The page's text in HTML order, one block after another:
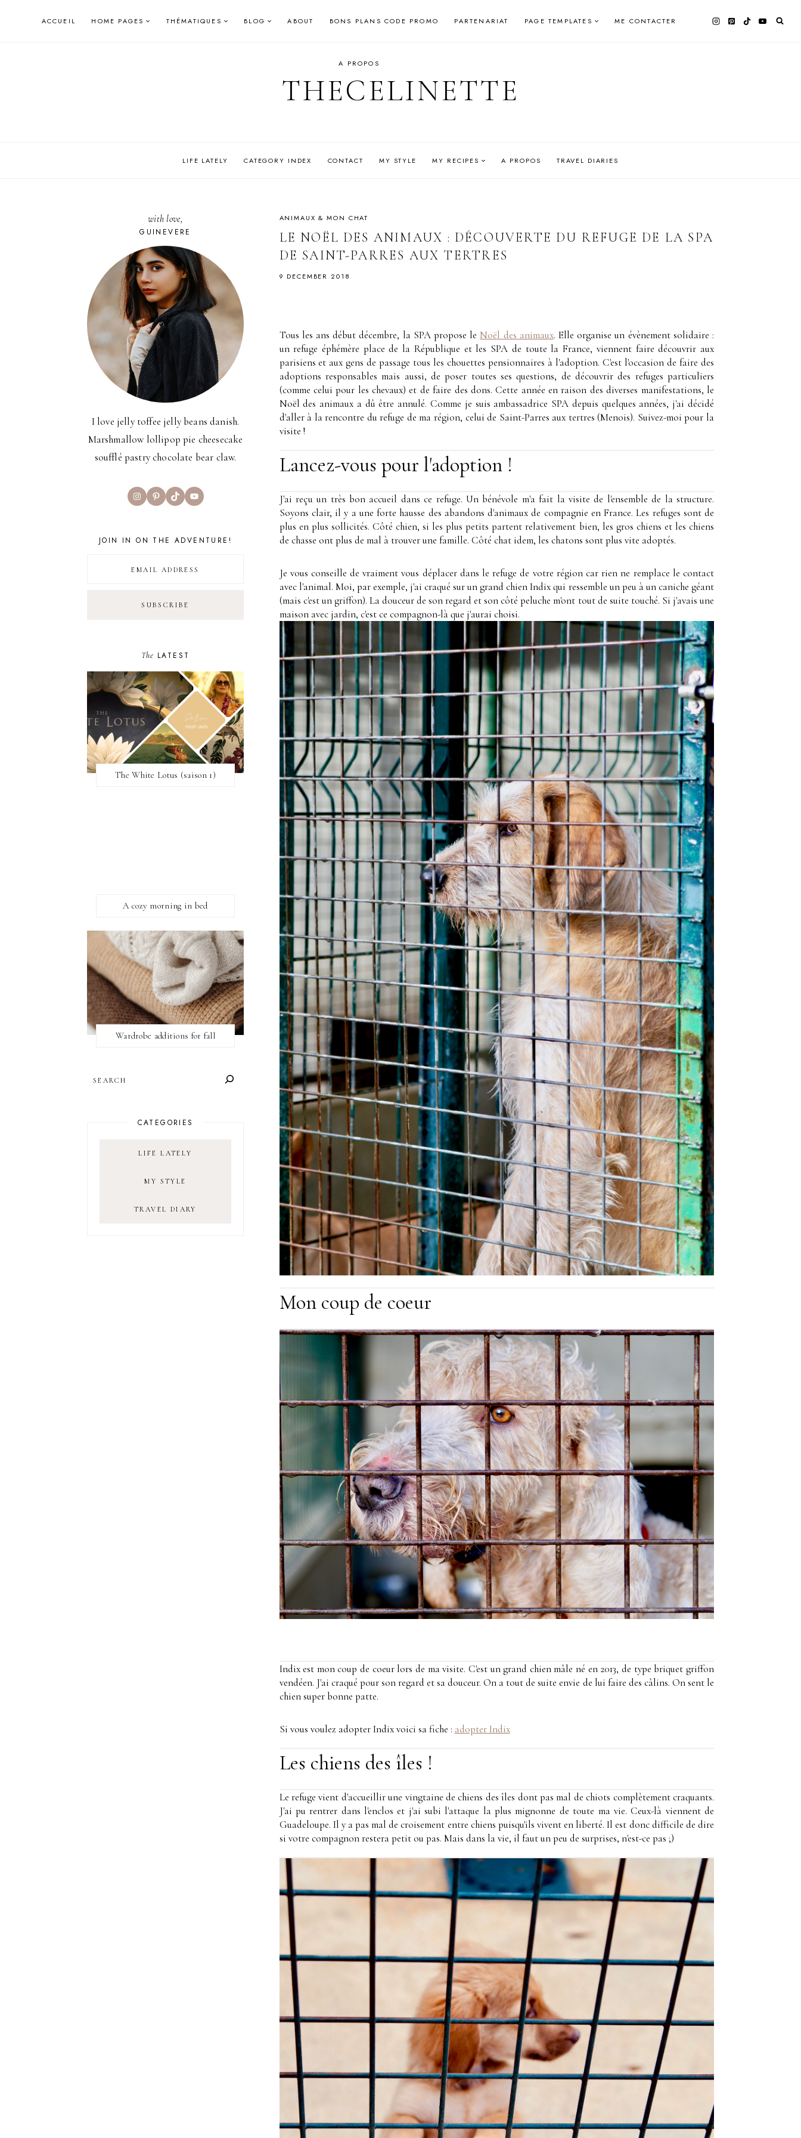
ACCUEIL HOME PAGES THÉMATIQUES BLOG ABOUT BONS PLANS CODE PROMO PARTENARIAT PAGE TEMPLATES ME CONTACTER
A PROPOS
THECELINETTE
LIFE LATELY CATEGORY INDEX CONTACT MY STYLE MY RECIPES A PROPOS TRAVEL DIARIES
ANIMAUX & MON CHAT
LE NOËL DES ANIMAUX : DÉCOUVERTE DU REFUGE DE LA SPA
DE SAINT-PARRES AUX TERTRES
9 DECEMBER 2018
Tous les ans début décembre, la SPA propose le Noël des animaux. Elle organise un évènement solidaire :
un refuge éphémère place de la République et les SPA de toute la France, viennent faire découvrir aux
parisiens et aux gens de passage tous les chouettes pensionnaires à l'adoption. C'est l'occasion de faire des
adoptions responsables mais aussi, de poser toutes ses questions, de découvrir des refuges particuliers
(comme celui pour les chevaux) et de faire des dons. Cette année en raison des diverses manifestations, le
Noël des animaux a dû être annulé. Comme je suis ambassadrice SPA depuis quelques années, j'ai décidé
d'aller à la rencontre du refuge de ma région, celui de Saint-Parres aux tertres (Menois). Suivez-moi pour la
visite !
Lancez-vous pour l'adoption !
J'ai reçu un très bon accueil dans ce refuge. Un bénévole m'a fait la visite de l'ensemble de la structure.
Soyons clair, il y a une forte hausse des abandons d'animaux de compagnie en France. Les refuges sont de
plus en plus sollicités. Côté chien, si les plus petits partent relativement bien, les gros chiens et les chiens
de chasse ont plus de mal à trouver une famille. Côté chat idem, les chatons sont plus vite adoptés.
Je vous conseille de vraiment vous déplacer dans le refuge de votre région car rien ne remplace le contact
avec l'animal. Moi, par exemple, j'ai craqué sur un grand chien Indix qui ressemble un peu à un caniche géant
(mais c'est un griffon). La douceur de son regard et son côté peluche m'ont tout de suite touché. Si j'avais une
maison avec jardin, c'est ce compagnon-là que j'aurai choisi.
Mon coup de coeur
Indix est mon coup de coeur lors de ma visite. C'est un grand chien mâle né en 2013, de type briquet griffon
vendéen. J'ai craqué pour son regard et sa douceur. On a tout de suite envie de lui faire des câlins. On sent le
chien super bonne patte.
Si vous voulez adopter Indix voici sa fiche : adopter Indix
Les chiens des îles !
Le refuge vient d'accueillir une vingtaine de chiens des îles dont pas mal de chiots complètement craquants.
J'ai pu rentrer dans l'enclos et j'ai subi l'attaque la plus mignonne de toute ma vie. Ceux-là viennent de
Guadeloupe. Il y a pas mal de croisement entre chiens puisqu'ils vivent en liberté. Il est donc difficile de dire
si votre compagnon restera petit ou pas. Mais dans la vie, il faut un peu de surprises, n'est-ce pas ;)
with love,
GUINEVERE
I love jelly toffee jelly beans danish.
Marshmallow lollipop pie cheesecake
soufflé pastry chocolate bear claw.
InstagramPinterest
TikTokYouTube
JOIN IN ON THE ADVENTURE!
The LATEST
The White Lotus (saison 1)
A cozy morning in bed
Wardrobe additions for fall
CATEGORIES
LIFE LATELY
MY STYLE
TRAVEL DIARY